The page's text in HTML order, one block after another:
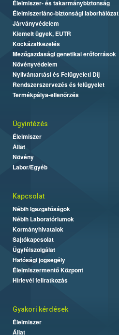
Élelmiszer- és takarmánybiztonság
Élelmiszerlánc-biztonsági laborhálózat
Járványvédelem
Kiemelt ügyek, EUTR
Kockázatkezelés
Mezőgazdasági genetikai erőforrások
Növényvédelem
Nyilvántartási és Felügyeleti Díj
Rendszerszervezés és felügyelet
Termékpálya-ellenőrzés
Ügyintézés
Élelmiszer
Állat
Növény
Labor/Egyéb
Kapcsolat
Nébih Igazgatóságok
Nébih Laboratóriumok
Kormányhivatalok
Sajtókapcsolat
Ügyfélszolgálat
Hatósági jogsegély
Élelmiszermentő Központ
Hírlevél feliratkozás
Gyakori kérdések
Élelmiszer
Állat